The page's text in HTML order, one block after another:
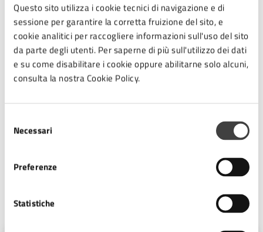
Questo sito utilizza i cookie tecnici di navigazione e di
sessione per garantire la corretta fruizione del sito, e
cookie analitici per raccogliere informazioni sull'uso del sito
da parte degli utenti. Per saperne di più sull'utilizzo dei dati
e su come disabilitare i cookie oppure abilitarne solo alcuni,
consulta la nostra Cookie Policy.
delNecessari
Preferenze
Statistiche
appartenenza e inclusione sociale.
Il percorso sarà seguito con attenzione anche dalle
organizzazioni sindacali del territorio, con le quali da
tempo esiste un rapporto di confronto e collaborazione
costante. I risultati concreti di questo lavoro inizieranno
del nuovo piano degli interventi sociali per il triennio
2027-2029, con l’obiettivo di mettere al centro la
comunità più inclusiva e solidale.
A cura di